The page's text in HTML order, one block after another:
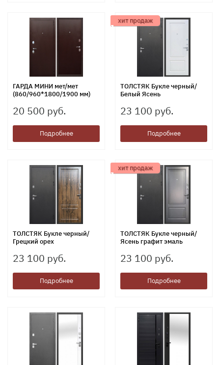
ГАРДА МИНИ мет/мет
(860/960*1800/1900 мм)
20 500 руб.
Подробнее
хит продаж
ТОЛСТЯК Букле черный/
Белый Ясень
23 100 руб.
Подробнее
ТОЛСТЯК Букле черный/
Грецкий орех
23 100 руб.
Подробнее
хит продаж
ТОЛСТЯК Букле черный/
Ясень графит эмаль
23 100 руб.
Подробнее